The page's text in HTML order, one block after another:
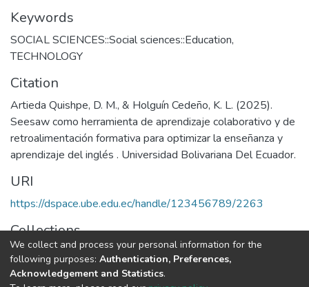
Keywords
SOCIAL SCIENCES::Social sciences::Education,
TECHNOLOGY
Citation
Artieda Quishpe, D. M., & Holguín Cedeño, K. L. (2025).
Seesaw como herramienta de aprendizaje colaborativo y de
retroalimentación formativa para optimizar la enseñanza y
aprendizaje del inglés . Universidad Bolivariana Del Ecuador.
URI
https://dspace.ube.edu.ec/handle/123456789/2263
Collections
Tesis
We collect and process your personal information for the
following purposes: Authentication, Preferences,
Acknowledgement and Statistics.